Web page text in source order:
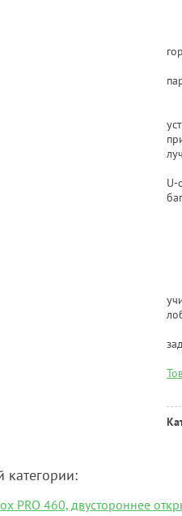
U-
категории:
PRO 460, двустороннее